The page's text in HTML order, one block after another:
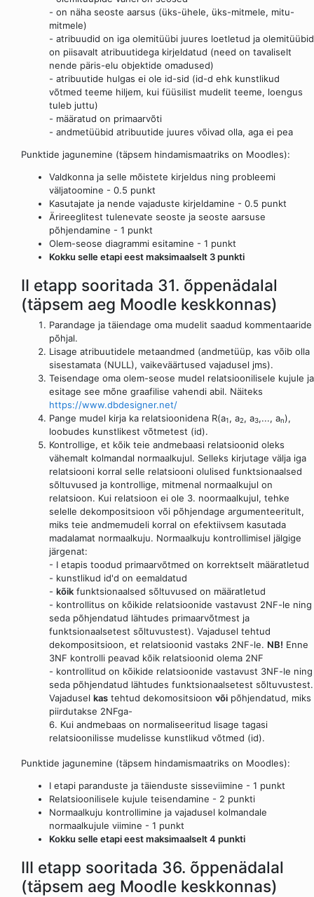
- on näha seoste aarsus (üks-ühele, üks-mitmele, mitu-
mitmele)
- atribuudid on iga olemitüübi juures loetletud ja olemitüübid
on piisavalt atribuutidega kirjeldatud (need on tavaliselt
nende päris-elu objektide omadused)
- atribuutide hulgas ei ole id-sid (id-d ehk kunstlikud
võtmed teeme hiljem, kui füüsilist mudelit teeme, loengus
tuleb juttu)
- määratud on primaarvõti
- andmetüübid atribuutide juures võivad olla, aga ei pea
Punktide jagunemine (täpsem hindamismaatriks on Moodles):
Valdkonna ja selle mõistete kirjeldus ning probleemi
väljatoomine - 0.5 punkt
Kasutajate ja nende vajaduste kirjeldamine - 0.5 punkt
Ärireeglitest tulenevate seoste ja seoste aarsuse
põhjendamine - 1 punkt
Olem-seose diagrammi esitamine - 1 punkt
Kokku selle etapi eest maksimaalselt 3 punkti
II etapp sooritada 31. õppenädalal
(täpsem aeg Moodle keskkonnas)
Parandage ja täiendage oma mudelit saadud kommentaaride
põhjal.
Lisage atribuutidele metaandmed (andmetüüp, kas võib olla
sisestamata (NULL), vaikeväärtused vajadusel jms).
Teisendage oma olem-seose mudel relatsioonilisele kujule ja
esitage see mõne graafilise vahendi abil. Näiteks
https://www.dbdesigner.net/
Pange mudel kirja ka relatsioonidena R(a1, a2, a3,..., an),
loobudes kunstlikest võtmetest (id).
Kontrollige, et kõik teie andmebaasi relatsioonid oleks
vähemalt kolmandal normaalkujul. Selleks kirjutage välja iga
relatsiooni korral selle relatsiooni olulised funktsionaalsed
sõltuvused ja kontrollige, mitmenal normaalkujul on
relatsioon. Kui relatsioon ei ole 3. noormaalkujul, tehke
selelle dekompositsioon või põhjendage argumenteeritult,
miks teie andmemudeli korral on efektiivsem kasutada
madalamat normaalkuju. Normaalkuju kontrollimisel jälgige
järgenat:
- I etapis toodud primaarvõtmed on korrektselt määratletud
- kunstlikud id'd on eemaldatud
- kõik funktsionaalsed sõltuvused on määratletud
- kontrollitus on kõikide relatsioonide vastavust 2NF-le ning
seda põhjendatud lähtudes primaarvõtmest ja
funktsionaalsetest sõltuvustest). Vajadusel tehtud
dekompositsioon, et relatsioonid vastaks 2NF-le. NB! Enne
3NF kontrolli peavad kõik relatsioonid olema 2NF
- kontrollitud on kõikide relatsioonide vastavust 3NF-le ning
seda põhjendatud lähtudes funktsionaalsetest sõltuvustest.
Vajadusel kas tehtud dekomositsioon või põhjendatud, miks
piirdutakse 2NFga-
6. Kui andmebaas on normaliseeritud lisage tagasi
relatsioonilisse mudelisse kunstlikud võtmed (id).
Punktide jagunemine (täpsem hindamismaatriks on Moodles):
I etapi paranduste ja täienduste sisseviimine - 1 punkt
Relatsioonilisele kujule teisendamine - 2 punkti
Normaalkuju kontrollimine ja vajadusel kolmandale
normaalkujule viimine - 1 punkt
Kokku selle etapi eest maksimaalselt 4 punkti
III etapp sooritada 36. õppenädalal
(täpsem aeg Moodle keskkonnas)